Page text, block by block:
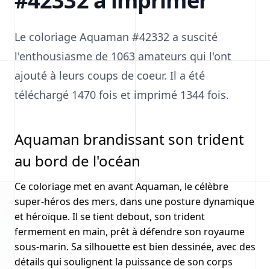
Le coloriage Aquaman #42332 a suscité
l'enthousiasme de 1063 amateurs qui l'ont
ajouté à leurs coups de coeur. Il a été
téléchargé 1470 fois et imprimé 1344 fois.
Aquaman brandissant son trident
au bord de l'océan
Ce coloriage met en avant Aquaman, le célèbre
super-héros des mers, dans une posture dynamique
et héroïque. Il se tient debout, son trident
fermement en main, prêt à défendre son royaume
sous-marin. Sa silhouette est bien dessinée, avec des
détails qui soulignent la puissance de son corps